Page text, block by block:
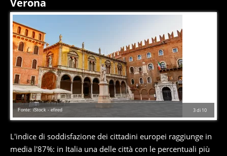
Verona
3di 10
Fonte: iStock - efired
L'indice di soddisfazione dei cittadini europei raggiunge in
media l'87%: in Italia una delle città con le percentuali più